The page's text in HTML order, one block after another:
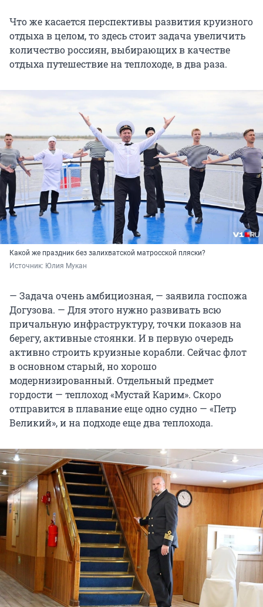
Что же касается перспективы развития круизного
отдыха в целом, то здесь стоит задача увеличить
количество россиян, выбирающих в качестве
отдыха путешествие на теплоходе, в два раза.
Какой же праздник без залихватской матросской пляски?
Источник: Юлия Мукан
— Задача очень амбициозная, — заявила госпожа
Догузова. — Для этого нужно развивать всю
причальную инфраструктуру, точки показов на
берегу, активные стоянки. И в первую очередь
активно строить круизные корабли. Сейчас флот
в основном старый, но хорошо
модернизированный. Отдельный предмет
гордости — теплоход «Мустай Карим». Скоро
отправится в плавание еще одно судно — «Петр
Великий», и на подходе еще два теплохода.